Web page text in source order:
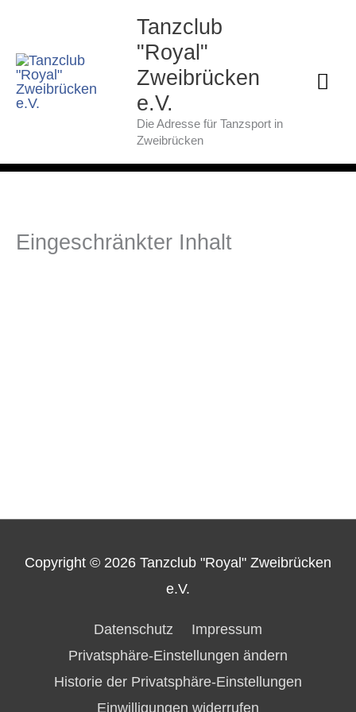
Tanzclub
"Royal"
Zweibrücken
e.V.
Die Adresse für Tanzsport in
Zweibrücken
Eingeschränkter Inhalt
Copyright © 2026 Tanzclub "Royal" Zweibrücken
e.V.
Datenschutz
Impressum
Privatsphäre-Einstellungen ändern
Historie der Privatsphäre-Einstellungen
Einwilligungen widerrufen